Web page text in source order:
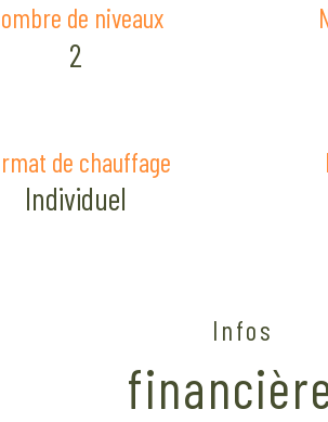
de niveaux
2
de chauffage
Individuel
Infos